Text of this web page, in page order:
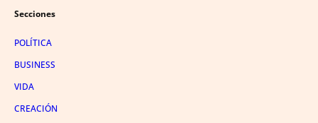
Secciones
POLÍTICA
BUSINESS
VIDA
CREACIÓN